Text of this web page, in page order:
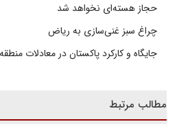
حجاز هسته‌ای نخواهد شد
چراغ سبز غنی‌سازی به ریاض
جایگاه و کارکرد پاکستان در معادلات
مطالب مرتبط